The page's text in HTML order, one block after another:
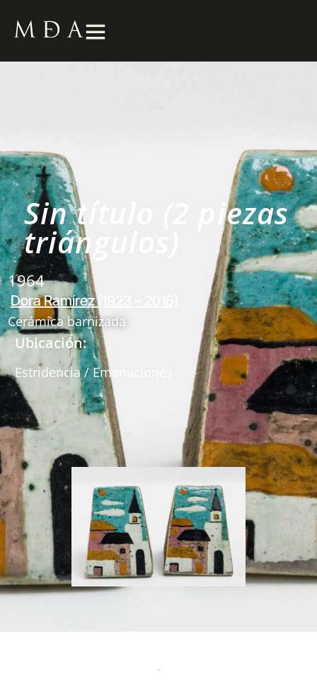
Sin título (2 piezas
triángulos)
1964
Dora Ramírez (1923 – 2016)
Cerámica barnizada
Ubicación:
Estridencia / Emanaciones